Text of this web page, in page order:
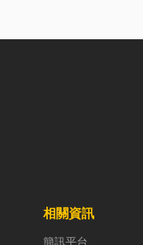
塵之下，都會
雨季，又得擔
相關資訊
簡訊平台